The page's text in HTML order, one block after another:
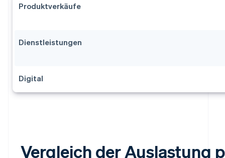
Produktverkäufe
Dienstleistungen
Digital
Vergleich der Auslastung